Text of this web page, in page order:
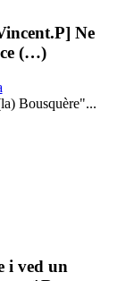
Ne
(…)
Bousquère"...
i ved un